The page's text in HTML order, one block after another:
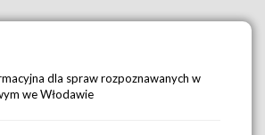
dla spraw rozpoznawanych w
we Włodawie